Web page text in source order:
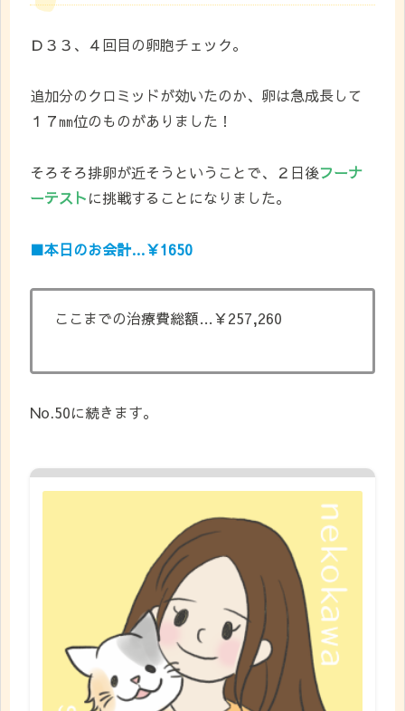
Ｄ３３、４回目の卵胞チェック。
追加分のクロミッドが効いたのか、卵は急成長して
１７㎜位のものがありました！
そろそろ排卵が近そうということで、２日後フーナ
ーテストに挑戦することになりました。
■本日のお会計…￥1650
ここまでの治療費総額…￥257,260
No.50に続きます。